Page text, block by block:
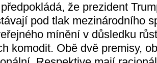
že prezident
pod tlak mezinárodního
mínění v důsledku
komodit. Obě dvě premisy,